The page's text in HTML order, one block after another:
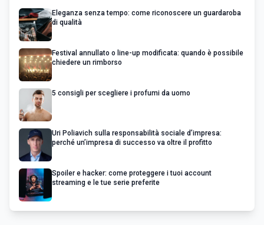
Eleganza senza tempo: come riconoscere un guardaroba
di qualità
Festival annullato o line-up modificata: quando è possibile
chiedere un rimborso
5 consigli per scegliere i profumi da uomo
Uri Poliavich sulla responsabilità sociale d’impresa:
perché un’impresa di successo va oltre il profitto
Spoiler e hacker: come proteggere i tuoi account
streaming e le tue serie preferite